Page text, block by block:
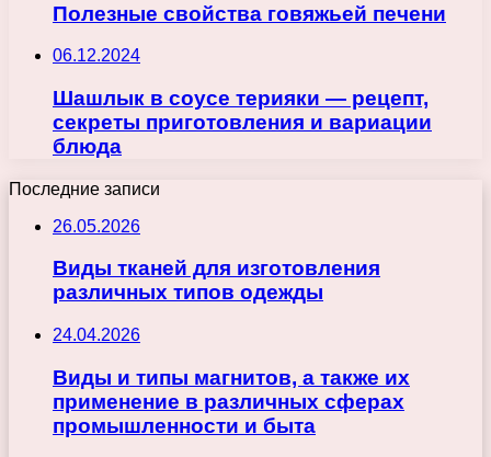
Полезные свойства говяжьей печени
06.12.2024
Шашлык в соусе терияки — рецепт,
секреты приготовления и вариации
блюда
Последние записи
26.05.2026
Виды тканей для изготовления
различных типов одежды
24.04.2026
Виды и типы магнитов, а также их
применение в различных сферах
промышленности и быта